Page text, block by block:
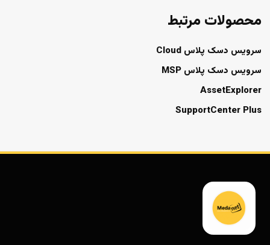
محصولات مرتبط
سرویس دسک پلاس Cloud
سرویس دسک پلاس MSP
AssetExplorer
SupportCenter Plus